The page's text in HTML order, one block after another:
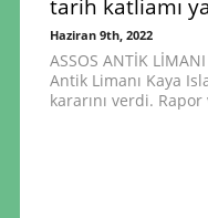
tarih katliamı
Haziran 9th, 2022
ASSOS ANTİK LİMANI
Antik Limanı Kaya
kararını verdi.